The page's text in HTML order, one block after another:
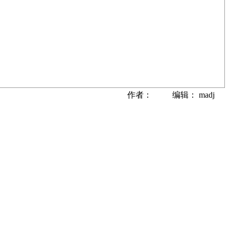
作者： 编辑： madj